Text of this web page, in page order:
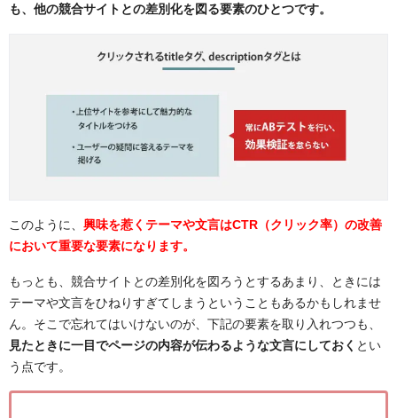
も、他の競合サイトとの差別化を図る要素のひとつです。
このように、 興味を惹くテーマや文言はCTR（クリック率）の改善
において重要な要素になります。
もっとも、競合サイトとの差別化を図ろうとするあまり、ときには
テーマや文言をひねりすぎてしまうということもあるかもしれませ
ん。そこで忘れてはいけないのが、下記の要素を取り入れつつも、
見たときに一目でページの内容が伝わるような文言にしておく とい
う点です。